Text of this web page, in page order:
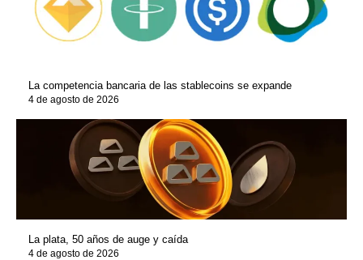
La competencia bancaria de las stablecoins se expande
4 de agosto de 2026
La plata, 50 años de auge y caída
4 de agosto de 2026